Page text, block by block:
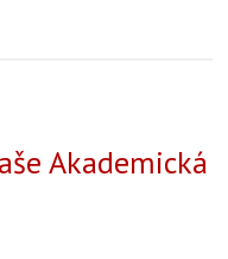
Akademická